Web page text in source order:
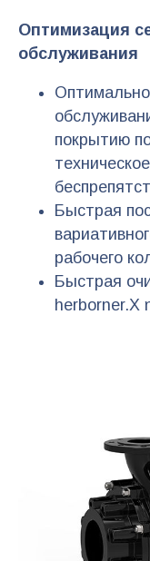
Оптимизация
обслуживания
покрытию
Быстрая
рабочего
Быстрая
herborner.X